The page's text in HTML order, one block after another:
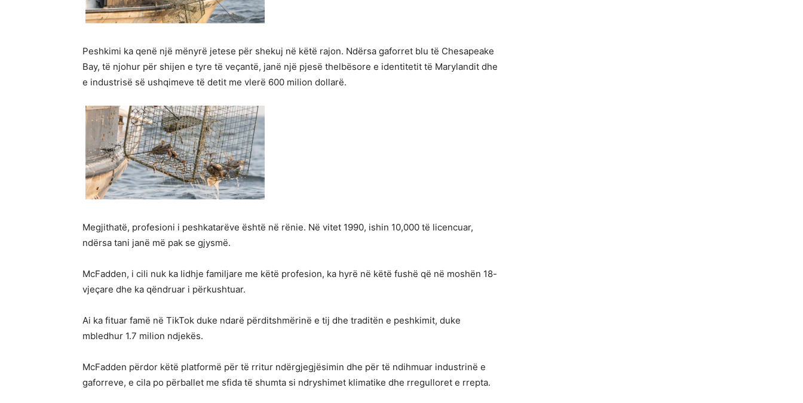
Peshkimi ka qenë një mënyrë jetese për shekuj në këtë rajon. Ndërsa gaforret blu të Chesapeake
Bay, të njohur për shijen e tyre të veçantë, janë një pjesë thelbësore e identitetit të Marylandit dhe
e industrisë së ushqimeve të detit me vlerë 600 milion dollarë.
Megjithatë, profesioni i peshkatarëve është në rënie. Në vitet 1990, ishin 10,000 të licencuar,
ndërsa tani janë më pak se gjysmë.
McFadden, i cili nuk ka lidhje familjare me këtë profesion, ka hyrë në këtë fushë që në moshën 18-
vjeçare dhe ka qëndruar i përkushtuar.
Ai ka fituar famë në TikTok duke ndarë përditshmërinë e tij dhe traditën e peshkimit, duke
mbledhur 1.7 milion ndjekës.
McFadden përdor këtë platformë për të rritur ndërgjegjësimin dhe për të ndihmuar industrinë e
gaforreve, e cila po përballet me sfida të shumta si ndryshimet klimatike dhe rregulloret e rrepta.